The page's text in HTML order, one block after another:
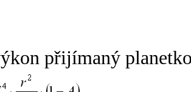
přijímaný